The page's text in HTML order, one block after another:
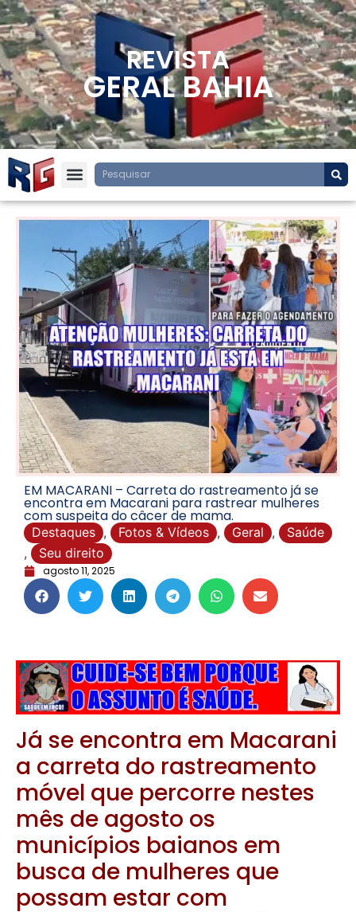
REVISTA
GERAL BAHIA
EM MACARANI – Carreta do rastreamento já se
encontra em Macarani para rastrear mulheres
com suspeita do câcer de mama.
Destaques , Fotos & Vídeos , Geral ,
Saúde
,
Seu direito
agosto 11, 2025
Já se encontra em Macarani
a carreta do rastreamento
móvel que percorre nestes
mês de agosto os
municípios baianos em
busca de mulheres que
possam estar com